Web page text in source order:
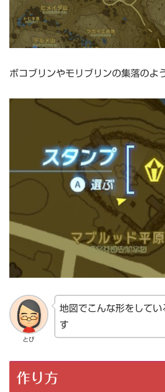
ボコブリンやモリブリンの集落のよ
とび
地図でこんな形をして
す
作り方